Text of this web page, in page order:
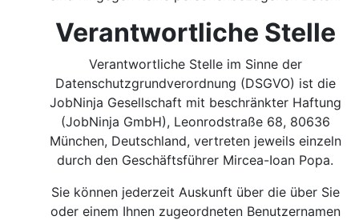
Verantwortliche Stelle
Verantwortliche Stelle im Sinne der
Datenschutzgrundverordnung (DSGVO) ist die
JobNinja Gesellschaft mit beschränkter Haftung
(JobNinja GmbH), Leonrodstraße 68, 80636
München, Deutschland, vertreten jeweils einzeln
durch den Geschäftsführer Mircea-Ioan Popa.
Sie können jederzeit Auskunft über die über Sie
oder einem Ihnen zugeordneten Benutzernamen